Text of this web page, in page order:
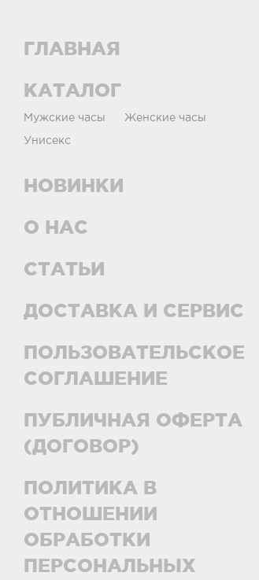
ГЛАВНАЯ
КАТАЛОГ
Мужские часы Женские часы
Унисекс
НОВИНКИ
О НАС
СТАТЬИ
ДОСТАВКА И СЕРВИС
ПОЛЬЗОВАТЕЛЬСКОЕ
СОГЛАШЕНИЕ
ПУБЛИЧНАЯ ОФЕРТА
(ДОГОВОР)
ПОЛИТИКА В
ОТНОШЕНИИ
ОБРАБОТКИ
ПЕРСОНАЛЬНЫХ